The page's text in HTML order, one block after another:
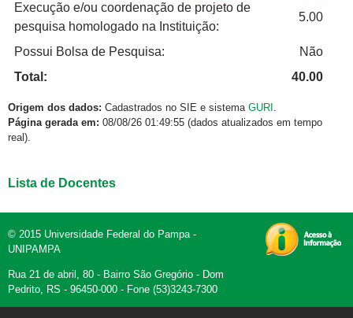
Execução e/ou coordenação de projeto de
pesquisa homologado na Instituição:
5.00
Possui Bolsa de Pesquisa:
Não
Total:
40.00
Origem dos dados: Cadastrados no SIE e sistema GURI .
Página gerada em: 08/08/26 01:49:55 (dados atualizados em tempo
real).
Lista de Docentes
© 2015 Universidade Federal do Pampa -
UNIPAMPA
Rua 21 de abril, 80 - Bairro São Gregório - Dom
Pedrito, RS - 96450-000 - Fone (53)3243-7300